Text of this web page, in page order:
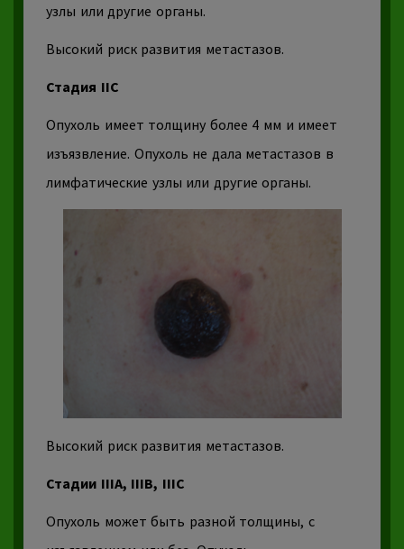
узлы или другие органы.
Высокий риск развития метастазов.
Стадия IIC
Опухоль имеет толщину более 4 мм и имеет
изъязвление. Опухоль не дала метастазов в
лимфатические узлы или другие органы.
Высокий риск развития метастазов.
Стадии IIIA, IIIB, IIIC
Опухоль может быть разной толщины, с